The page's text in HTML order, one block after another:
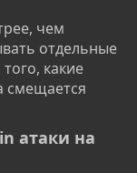
чем
отдельные
какие
смещается
атаки на